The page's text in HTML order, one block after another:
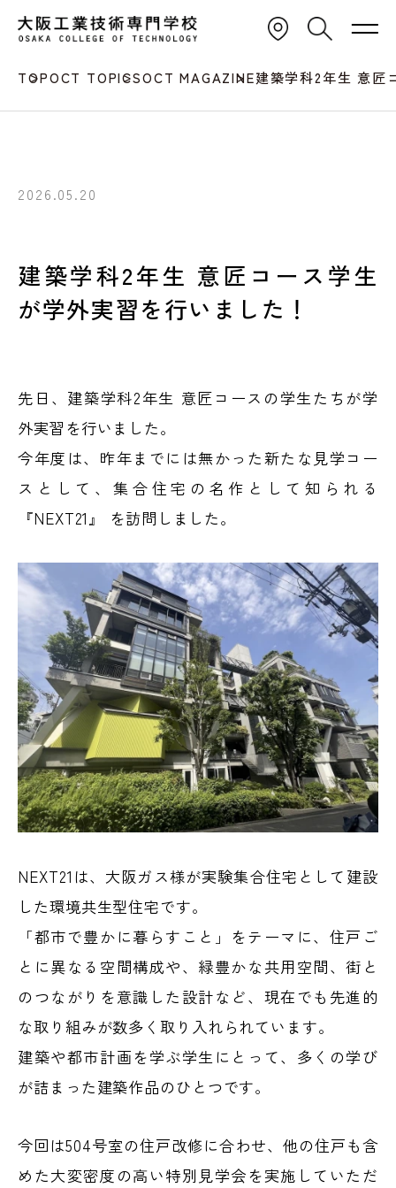
TOPOCT TOPICSOCT MAGAZINE建築学科2年生 意匠
2026.05.20
建築学科2年生 意匠コース学生
が学外実習を行いました！
先日、建築学科2年生 意匠コースの学生たちが学
外実習を行いました。
今年度は、昨年までには無かった新たな見学コー
スとして、集合住宅の名作として知られる
『NEXT21』 を訪問しました。
NEXT21は、大阪ガス様が実験集合住宅として建設
した環境共生型住宅です。
「都市で豊かに暮らすこと」をテーマに、住戸ご
とに異なる空間構成や、緑豊かな共用空間、街と
のつながりを意識した設計など、現在でも先進的
な取り組みが数多く取り入れられています。
建築や都市計画を学ぶ学生にとって、多くの学び
が詰まった建築作品のひとつです。
今回は504号室の住戸改修に合わせ、他の住戸も含
めた大変密度の高い特別見学会を実施していただ